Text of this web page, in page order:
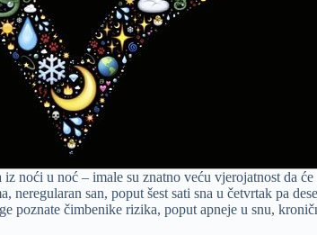
noći u noć – imale su znatno veću vjerojatnost da
san, poput šest sati sna u četvrtak pa
čimbenike rizika, poput apneje u snu,